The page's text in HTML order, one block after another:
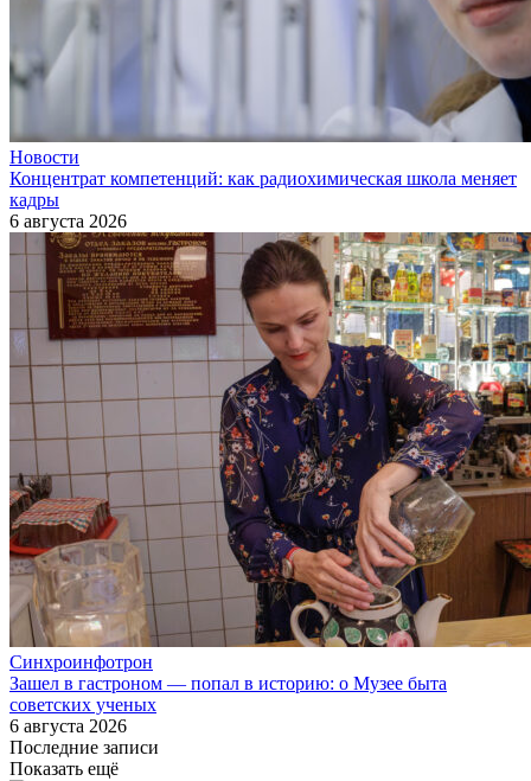
Новости
Концентрат компетенций: как радиохимическая школа меняет
кадры
6 августа 2026
Синхроинфотрон
Зашел в гастроном — попал в историю: о Музее быта
советских ученых
6 августа 2026
Последние записи
Показать ещё